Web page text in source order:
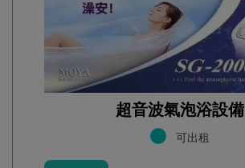
超音波氣泡浴設備
可出租